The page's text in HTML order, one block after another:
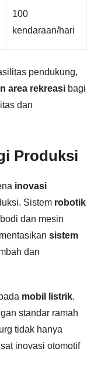
100
kendaraan/hari
pendukung,
area rekreasi bagi
dan
Produksi
inovasi
Sistem robotik
dan mesin
sistem
dan
mobil listrik.
standar ramah
tidak hanya
inovasi otomotif